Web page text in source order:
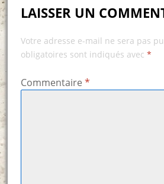
LAISSER UN
Votre adresse e-mail ne sera pas
obligatoires sont indiqués avec *
Commentaire *